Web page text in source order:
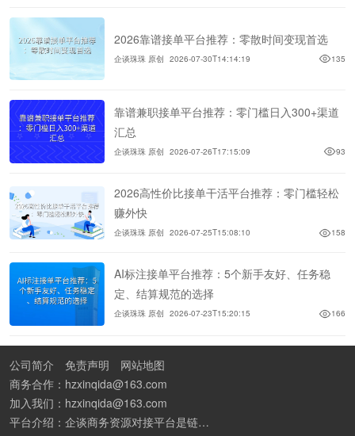
2026靠谱接单平台推荐：零散时间变现首选
企谈珠珠 原创 2026-07-30T14:14:19 135
靠谱兼职接单平台推荐：零门槛日入300+渠道
汇总
企谈珠珠 原创 2026-07-26T17:15:09 93
2026高性价比接单干活平台推荐：零门槛轻松
赚外快
企谈珠珠 原创 2026-07-25T15:08:10 158
AI标注接单平台推荐：5个新手友好、任务稳
定、结算规范的选择
企谈珠珠 原创 2026-07-23T15:20:15 166
公司简介 免责声明
网站地图
商务合作：hzxinqida@163.com
加入我们：hzxinqida@163.com
平台介绍：企谈商务资源对接平台是链接资源人脉与客户的平台,也是地推app接任务平台、地推拉新团队接单平台。平台汇聚100W+商务资源，地推拉新、APP推广、BD异业合作等业务可免费发布。同时全国的地推团队和个人都可在地推接单平台找到赚钱项目和分享交流地推问题。